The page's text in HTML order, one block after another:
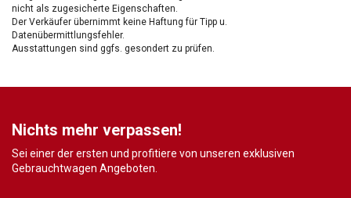
nicht als zugesicherte Eigenschaften.
Der Verkäufer übernimmt keine Haftung für Tipp u.
Datenübermittlungsfehler.
Ausstattungen sind ggfs. gesondert zu prüfen.
Nichts mehr verpassen!
Sei einer der ersten und profitiere von unseren exklusiven
Gebrauchtwagen Angeboten.